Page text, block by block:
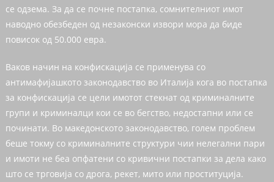
се одзема. За да се почне постапка, сомнителниот имот
наводно обезбеден од незаконски извори мора да биде
повисок од 50.000 евра.
Ваков начин на конфискација се применува со
антимафијашкото законодавство во Италија кога во постапка
за конфискација се цели имотот стекнат од криминалните
групи и криминалци кои се во бегство, недостапни или се
починати. Во македонското законодавство, голем проблем
беше токму со криминалните структури чии нелегални пари
и имоти не беа опфатени со кривични постапки за дела како
што се трговија со дрога, рекет, мито или проституција.